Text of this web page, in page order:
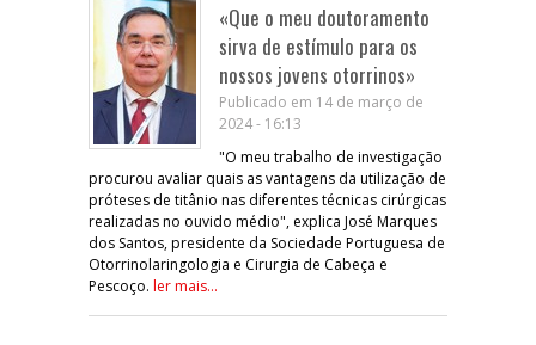
«Que o meu doutoramento
sirva de estímulo para os
nossos jovens otorrinos»
Publicado em 14 de março de
2024 - 16:13
"O meu trabalho de investigação
procurou avaliar quais as vantagens da utilização de
próteses de titânio nas diferentes técnicas cirúrgicas
realizadas no ouvido médio", explica José Marques
dos Santos, presidente da Sociedade Portuguesa de
Otorrinolaringologia e Cirurgia de Cabeça e
Pescoço. ler mais...